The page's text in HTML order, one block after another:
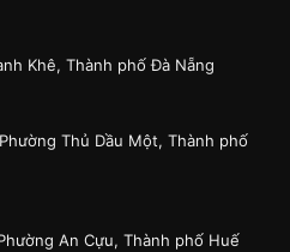
Khê, Thành phố Đà Nẵng
Thủ Dầu Một, Thành phố
An Cựu, Thành phố Huế